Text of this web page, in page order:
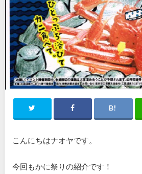
こんにちはナオヤです。
今回もかに祭りの紹介です！